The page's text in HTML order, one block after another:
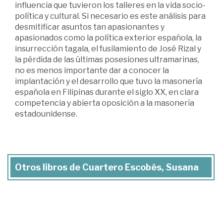
influencia que tuvieron los talleres en la vida socio-
política y cultural. Si necesario es este análisis para
desmitificar asuntos tan apasionantes y
apasionados como la política exterior española, la
insurrección tagala, el fusilamiento de José Rizal y
la pérdida de las últimas posesiones ultramarinas,
no es menos importante dar a conocer la
implantación y el desarrollo que tuvo la masonería
española en Filipinas durante el siglo XX, en clara
competencia y abierta oposición a la masonería
estadounidense.
Otros libros de Cuartero Escobés, Susana